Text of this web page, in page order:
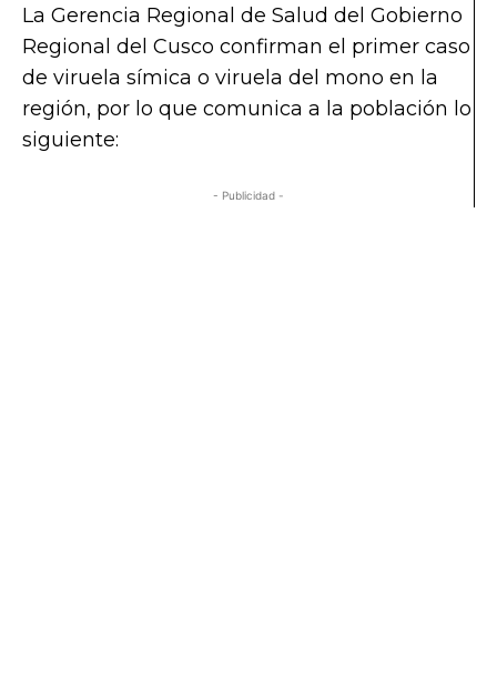
La Gerencia Regional de Salud del Gobierno
Regional del Cusco confirman el primer caso
de viruela símica o viruela del mono en la
región, por lo que comunica a la población lo
siguiente:
- Publicidad -